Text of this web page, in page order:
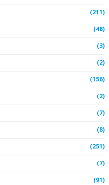
(211)
(48)
(3)
(2)
(156)
(2)
(7)
(8)
(251)
(7)
(91)